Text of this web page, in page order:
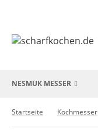
NESMUK MESSER
Startseite Kochmesser